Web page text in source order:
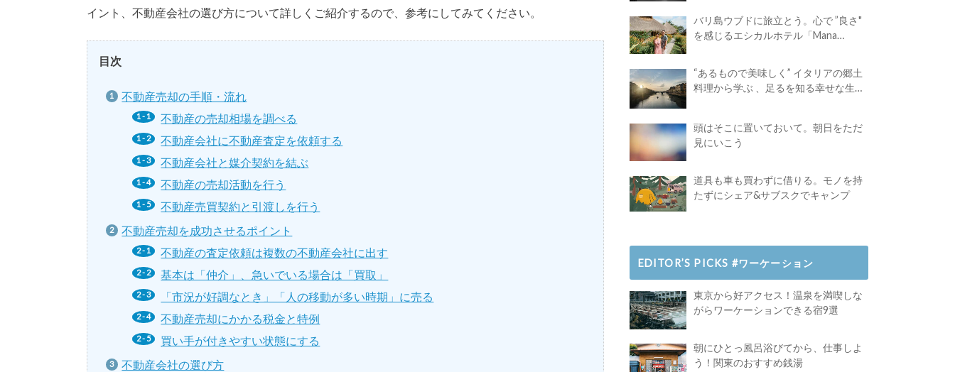
イント、不動産会社の選び方について詳しくご紹介するので、参考にしてみてください。
目次
不動産売却の手順・流れ
不動産の売却相場を調べる
不動産会社に不動産査定を依頼する
不動産会社と媒介契約を結ぶ
不動産の売却活動を行う
不動産売買契約と引渡しを行う
不動産売却を成功させるポイント
不動産の査定依頼は複数の不動産会社に出す
基本は「仲介」、急いでいる場合は「買取」
「市況が好調なとき」「人の移動が多い時期」に売る
不動産売却にかかる税金と特例
買い手が付きやすい状態にする
不動産会社の選び方
バリ島ウブドに旅立とう。心で ”良さ"
を感じるエシカルホテル「Mana
“あるもので美味しく” イタリアの郷土
料理から学ぶ 、足るを知る幸せな生き
頭はそこに置いておいて。朝日をただ
見にいこう
道具も車も買わずに借りる。モノを持
たずにシェア&サブスクでキャンプ
EDITOR’S PICKS #ワーケーション
東京から好アクセス！温泉を満喫しな
がらワーケーションできる宿9選
朝にひとっ風呂浴びてから、仕事しよ
う！関東のおすすめ銭湯